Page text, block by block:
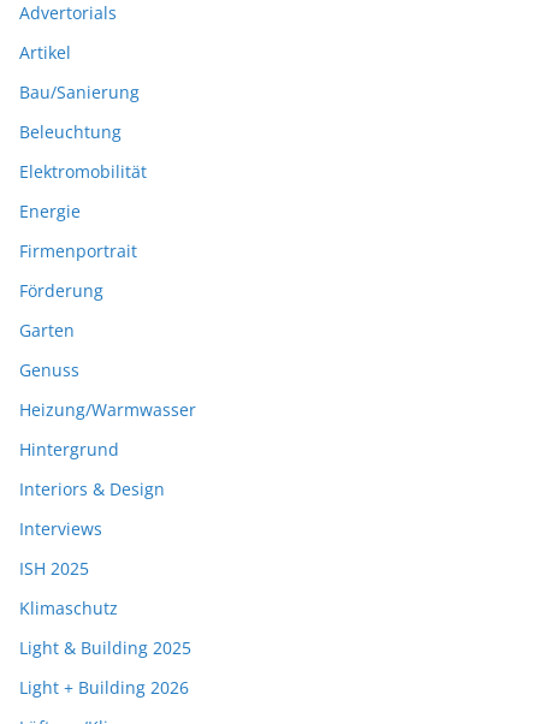
Advertorials
Artikel
Bau/Sanierung
Beleuchtung
Elektromobilität
Energie
Firmenportrait
Förderung
Garten
Genuss
Heizung/Warmwasser
Hintergrund
Interiors & Design
Interviews
ISH 2025
Klimaschutz
Light & Building 2025
Light + Building 2026